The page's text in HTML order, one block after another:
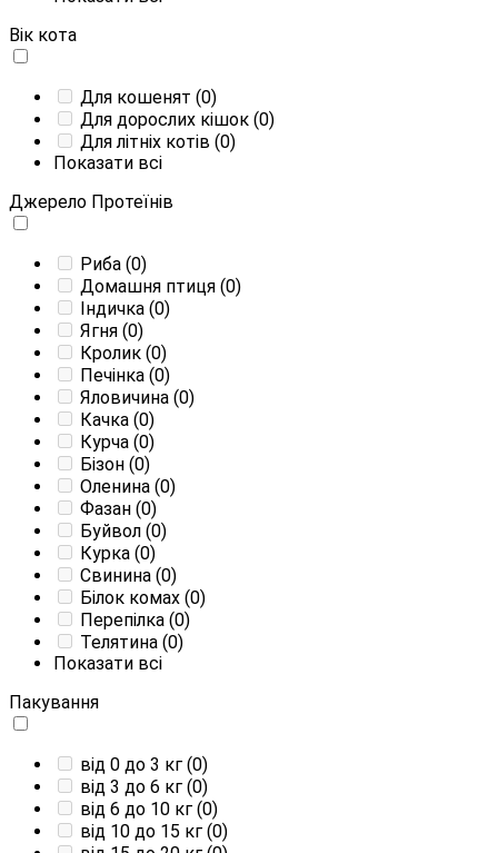
Вік кота
Для кошенят (0)
Для дорослих кішок (0)
Для літніх котів (0)
Показати всі
Джерело Протеїнів
Риба (0)
Домашня птиця (0)
Індичка (0)
Ягня (0)
Кролик (0)
Печінка (0)
Яловичина (0)
Качка (0)
Курча (0)
Бізон (0)
Оленина (0)
Фазан (0)
Буйвол (0)
Курка (0)
Свинина (0)
Білок комах (0)
Перепілка (0)
Телятина (0)
Показати всі
Пакування
від 0 до 3 кг (0)
від 3 до 6 кг (0)
від 6 до 10 кг (0)
від 10 до 15 кг (0)